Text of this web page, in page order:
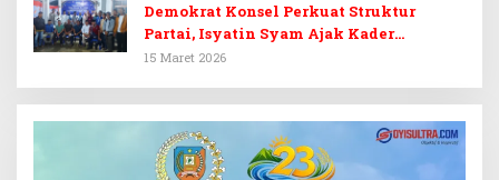
Demokrat Konsel Perkuat Struktur
Partai, Isyatin Syam Ajak Kader
Kembalikan Kejayaan
15 Maret 2026